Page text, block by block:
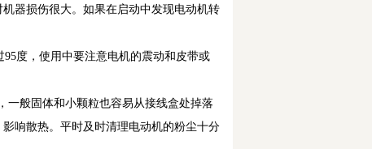
器损伤很大。如果在启动中发现电动机转
。
度，使用中要注意电机的震动和皮带或
般固体和小颗粒也容易从接线盒处掉落
响散热。平时及时清理电动机的粉尘十分